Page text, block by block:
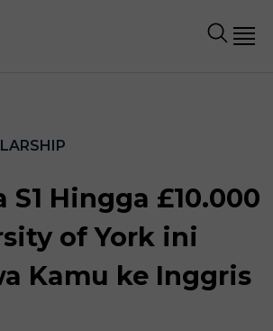
S1 Hingga £10.000
of York ini
Kamu ke Inggris